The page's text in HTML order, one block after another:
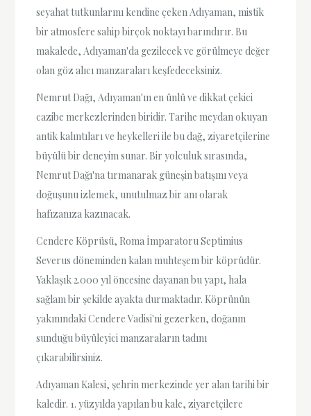
seyahat tutkunlarını kendine çeken Adıyaman, mistik
bir atmosfere sahip birçok noktayı barındırır. Bu
makalede, Adıyaman'da gezilecek ve görülmeye değer
olan göz alıcı manzaraları keşfedeceksiniz.
Nemrut Dağı, Adıyaman'ın en ünlü ve dikkat çekici
cazibe merkezlerinden biridir. Tarihe meydan okuyan
antik kalıntıları ve heykelleri ile bu dağ, ziyaretçilerine
büyülü bir deneyim sunar. Bir yolculuk sırasında,
Nemrut Dağı'na tırmanarak güneşin batışını veya
doğuşunu izlemek, unutulmaz bir anı olarak
hafızanıza kazınacak.
Cendere Köprüsü, Roma İmparatoru Septimius
Severus döneminden kalan muhteşem bir köprüdür.
Yaklaşık 2.000 yıl öncesine dayanan bu yapı, hala
sağlam bir şekilde ayakta durmaktadır. Köprünün
yakınındaki Cendere Vadisi'ni gezerken, doğanın
sunduğu büyüleyici manzaraların tadını
çıkarabilirsiniz.
Adıyaman Kalesi, şehrin merkezinde yer alan tarihi bir
kaledir. 1. yüzyılda yapılan bu kale, ziyaretçilere